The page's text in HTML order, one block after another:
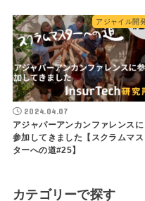
アジャイル開
2024.04.07
アジャパーアンカンファレンスに
参加してきました【スクラムマス
ターへの道#25】
カテゴリーで探す